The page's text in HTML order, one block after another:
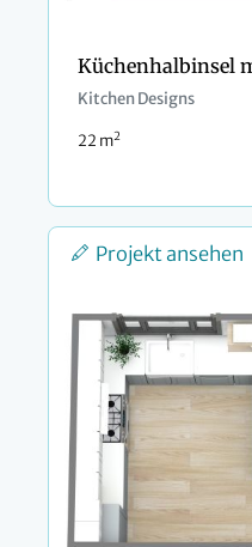
Küchenhalbinsel
Kitchen Designs
22 m2
Projekt ansehen